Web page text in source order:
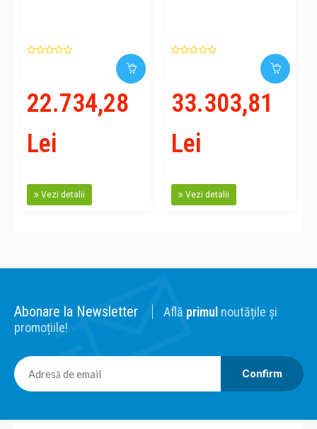
22.734,28
Lei
Vezi detalii
33.303,81
Lei
Vezi detalii
Abonare la Newsletter Află primul noutățile și
promoțiile!
Confirm